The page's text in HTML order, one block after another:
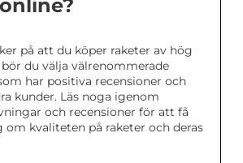
på att du köper raketer av hög
du välja välrenommerade
har positiva recensioner och
kunder. Läs noga igenom
och recensioner för att få
kvaliteten på raketer och deras